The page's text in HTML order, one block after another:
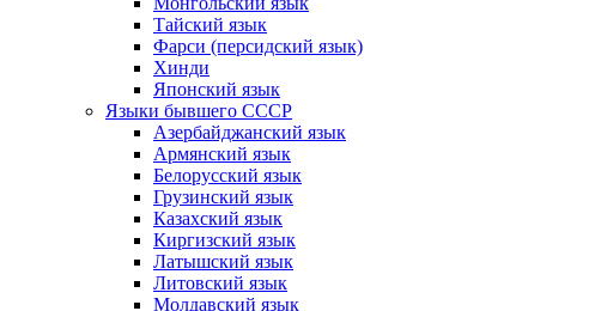
Тайский язык
Фарси (персидский язык)
Хинди
Японский язык
Языки бывшего СССР
Азербайджанский язык
Армянский язык
Белорусский язык
Грузинский язык
Казахский язык
Киргизский язык
Латышский язык
Литовский язык
Молдавский язык